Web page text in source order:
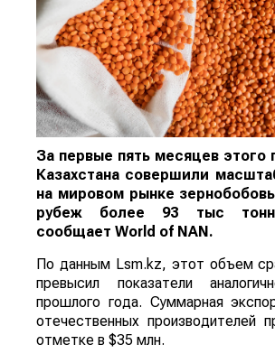
За первые пять месяцев этого
Казахстана совершили
на мировом рынке
рубеж более 93 тыс тонн
сообщает World of NAN.
По данным Lsm.kz, этот объем
превысил показатели
прошлого года. Суммарная
отечественных производителей
отметке в $35 млн.